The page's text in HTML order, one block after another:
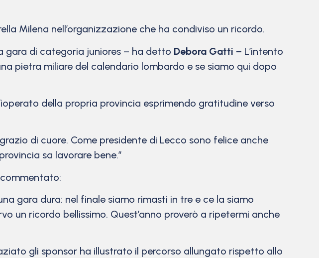
Milena nell’organizzazione che ha condiviso un ricordo.
gara di categoria juniores – ha detto Debora Gatti – L’intento
pietra miliare del calendario lombardo e se siamo qui dopo
della propria provincia esprimendo gratitudine verso
di cuore. Come presidente di Lecco sono felice anche
sa lavorare bene.”
gara dura: nel finale siamo rimasti in tre e ce la siamo
un ricordo bellissimo. Quest’anno proverò a ripetermi anche
gli sponsor ha illustrato il percorso allungato rispetto allo